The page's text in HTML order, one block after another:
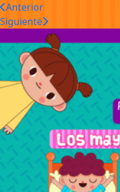
Anterior
Siguiente